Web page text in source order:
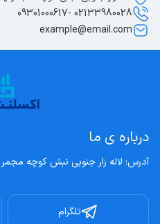
درباره ی ما
آدرس: لاله زار جنوبی نبش کوچه مجمر
تلگرام
02133980028 -09301000617
example@email.com